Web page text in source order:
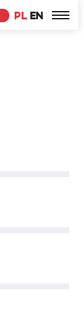
PL EN